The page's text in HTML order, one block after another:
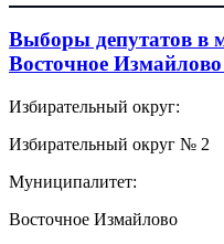
Выборы депутатов в
Восточное Измайлово
Избирательный округ:
Избирательный округ № 2
Муниципалитет:
Восточное Измайлово